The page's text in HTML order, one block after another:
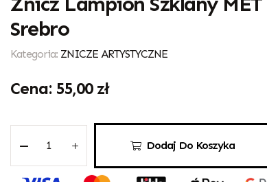
Srebro
Kategoria: ZNICZE ARTYSTYCZNE
55,00 zł
Dodaj Do Koszyka